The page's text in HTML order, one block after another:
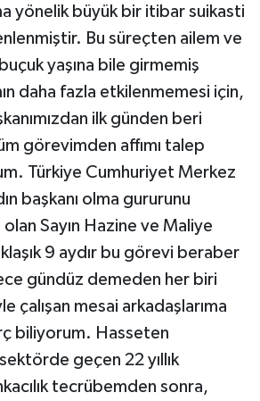
yönelik büyük bir itibar suikasti
Bu süreçten ailem ve
yaşına bile girmemiş
daha fazla etkilenmemesi için,
ilk günden beri
görevimden affımı talep
Türkiye Cumhuriyet Merkez
başkanı olma gururunu
Sayın Hazine ve Maliye
9 aydır bu görevi beraber
gündüz demeden her biri
çalışan mesai arkadaşlarıma
biliyorum. Hasseten
geçen 22 yıllık
tecrübemden sonra,